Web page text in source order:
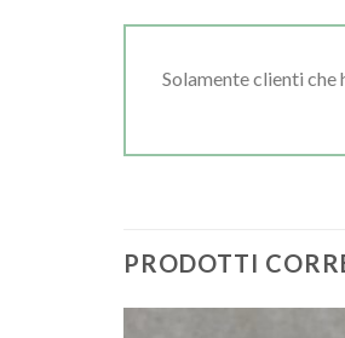
Solamente clienti che
PRODOTTI